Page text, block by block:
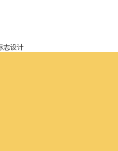
志设计